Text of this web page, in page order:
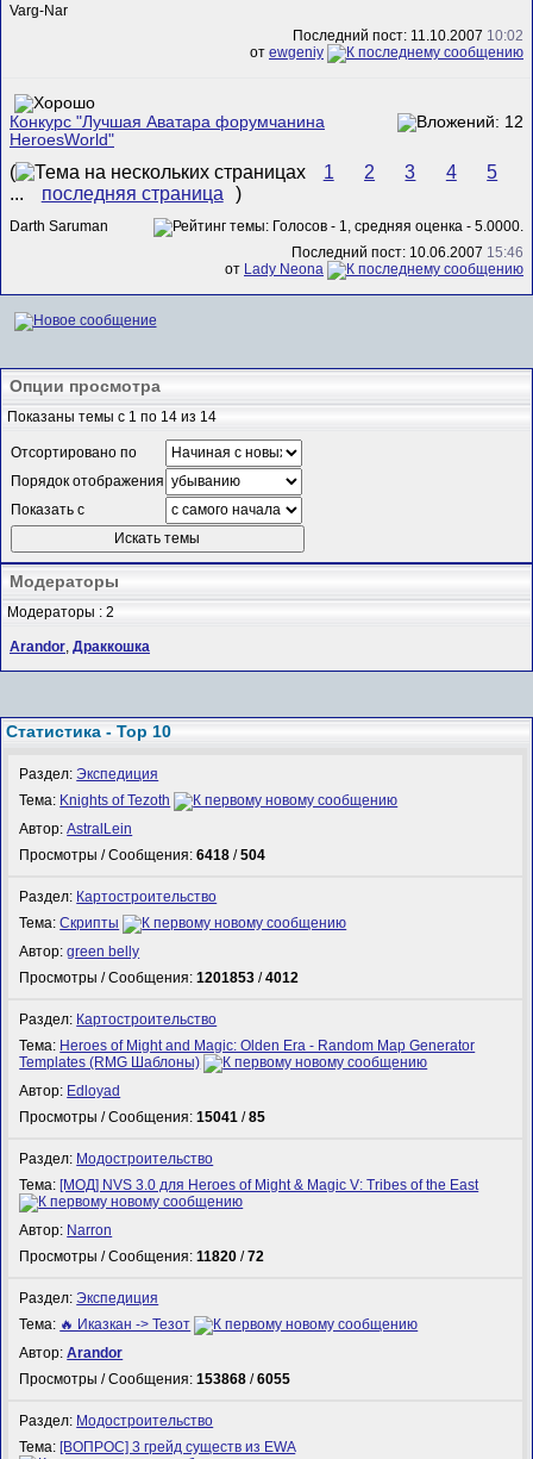
Varg-Nar
Последний пост: 11.10.2007 10:02
от ewgeniy
Конкурс "Лучшая Аватара форумчанина
HeroesWorld"
( 1 2 3 4
5
...
последняя страница )
Darth Saruman
Последний пост: 10.06.2007 15:46
от Lady Neona
Опции просмотра
Показаны темы с 1 по 14 из 14
Отсортировано по
Порядок отображения
Показать с
Модераторы
Модераторы : 2
Arandor, Драккошка
Статистика - Top 10
Раздел:Экспедиция
Тема: Knights of Tezoth
Автор:AstralLein
Просмотры / Сообщения:6418 /504
Раздел: Картостроительство
Тема:Скрипты
Автор:green belly
Просмотры / Сообщения:1201853 /4012
Раздел: Картостроительство
Тема: Heroes of Might and Magic: Olden Era - Random Map Generator
Templates (RMG Шаблоны)
Автор: Edloyad
Просмотры / Сообщения:15041 /85
Раздел: Модостроительство
Тема: [МОД] NVS 3.0 для Heroes of Might & Magic V: Tribes of the East
Автор: Narron
Просмотры / Сообщения:11820 /72
Раздел:Экспедиция
Тема: 🔥 Иказкан -> Тезот
Автор:Arandor
Просмотры / Сообщения:153868 /6055
Раздел: Модостроительство
Тема: [ВОПРОС] 3 грейд существ из EWA